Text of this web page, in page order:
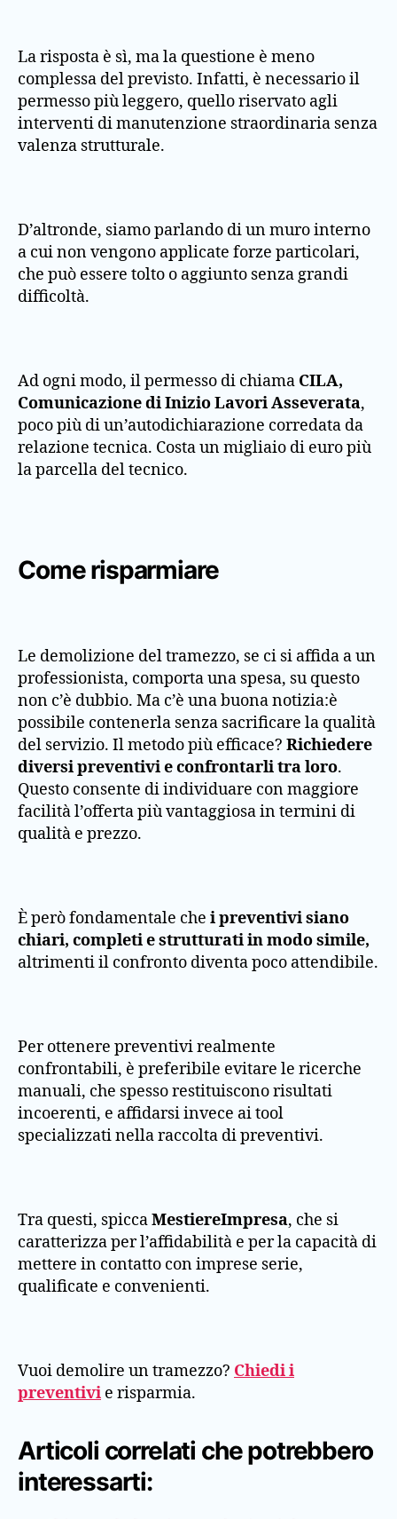
La risposta è sì, ma la questione è meno
complessa del previsto. Infatti, è necessario il
permesso più leggero, quello riservato agli
interventi di manutenzione straordinaria senza
valenza strutturale.
D’altronde, siamo parlando di un muro interno
a cui non vengono applicate forze particolari,
che può essere tolto o aggiunto senza grandi
difficoltà.
Ad ogni modo, il permesso di chiama CILA,
Comunicazione di Inizio Lavori Asseverata,
poco più di un’autodichiarazione corredata da
relazione tecnica. Costa un migliaio di euro più
la parcella del tecnico.
Come risparmiare
Le demolizione del tramezzo, se ci si affida a un
professionista, comporta una spesa, su questo
non c’è dubbio. Ma c’è una buona notizia:è
possibile contenerla senza sacrificare la qualità
del servizio. Il metodo più efficace? Richiedere
diversi preventivi e confrontarli tra loro.
Questo consente di individuare con maggiore
facilità l’offerta più vantaggiosa in termini di
qualità e prezzo.
È però fondamentale che i preventivi siano
chiari, completi e strutturati in modo simile,
altrimenti il confronto diventa poco attendibile.
Per ottenere preventivi realmente
confrontabili, è preferibile evitare le ricerche
manuali, che spesso restituiscono risultati
incoerenti, e affidarsi invece ai tool
specializzati nella raccolta di preventivi.
Tra questi, spiccaMestiereImpresa, che si
caratterizza per l’affidabilità e per la capacità di
mettere in contatto con imprese serie,
qualificate e convenienti.
Vuoi demolire un tramezzo? Chiedi i
preventivi e risparmia.
Articoli correlati che potrebbero
interessarti: